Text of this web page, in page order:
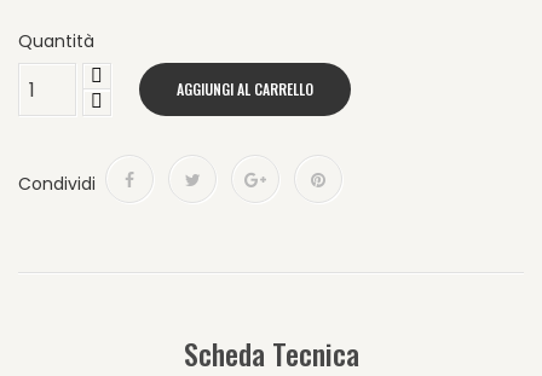
Quantità
AGGIUNGI AL CARRELLO
Condividi
Scheda Tecnica